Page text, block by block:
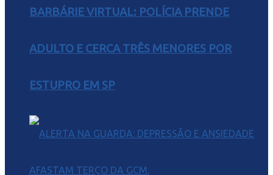
BARBÁRIE VIRTUAL: POLÍCIA PRENDE
ADULTO E CERCA TRÊS MENORES POR
ESTUPRO EM SP